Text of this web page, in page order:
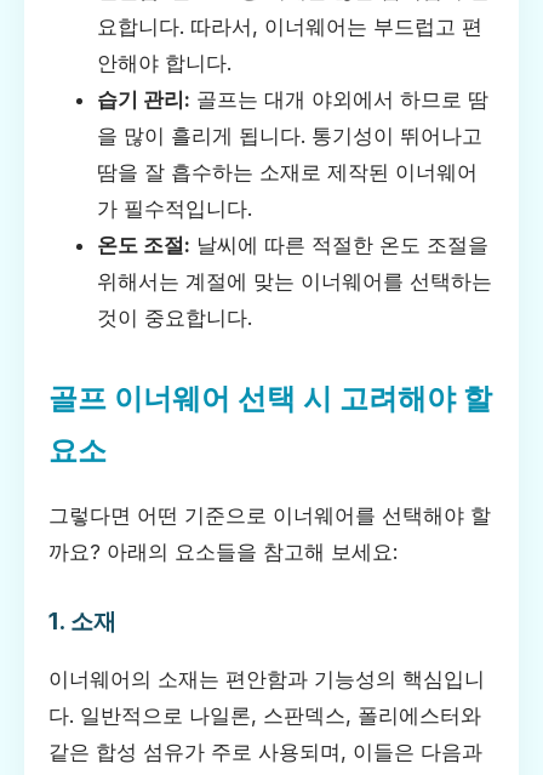
요합니다. 따라서, 이너웨어는 부드럽고 편
안해야 합니다.
습기 관리: 골프는 대개 야외에서 하므로 땀
을 많이 흘리게 됩니다. 통기성이 뛰어나고
땀을 잘 흡수하는 소재로 제작된 이너웨어
가 필수적입니다.
온도 조절: 날씨에 따른 적절한 온도 조절을
위해서는 계절에 맞는 이너웨어를 선택하는
것이 중요합니다.
골프 이너웨어 선택 시 고려해야 할
요소
그렇다면 어떤 기준으로 이너웨어를 선택해야 할
까요? 아래의 요소들을 참고해 보세요:
1. 소재
이너웨어의 소재는 편안함과 기능성의 핵심입니
다. 일반적으로 나일론, 스판덱스, 폴리에스터와
같은 합성 섬유가 주로 사용되며, 이들은 다음과